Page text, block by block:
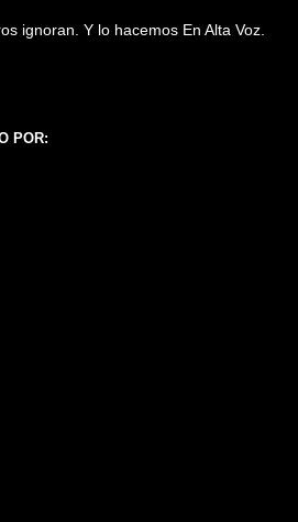
ignoran. Y lo hacemos En Alta Voz.
POR: